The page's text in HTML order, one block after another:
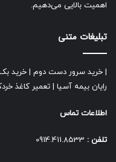
اهمیت بالایی می‌دهیم.
تبلیغات متنی
خرید سرور دست دوم خرید
رایان بیمه آسیا
تعمیر کاغذ
اطلاعات تماس
تلفن :